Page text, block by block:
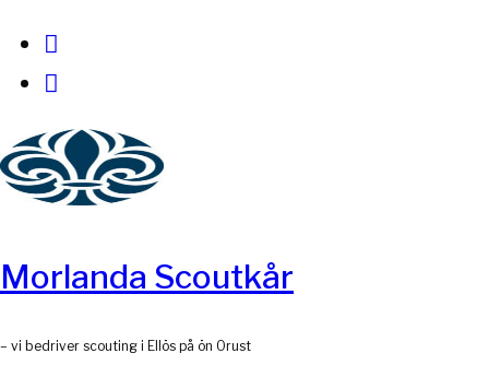
Skip
content
Morlanda Scoutkår
– vi bedriver scouting i Ellös på ön Orust